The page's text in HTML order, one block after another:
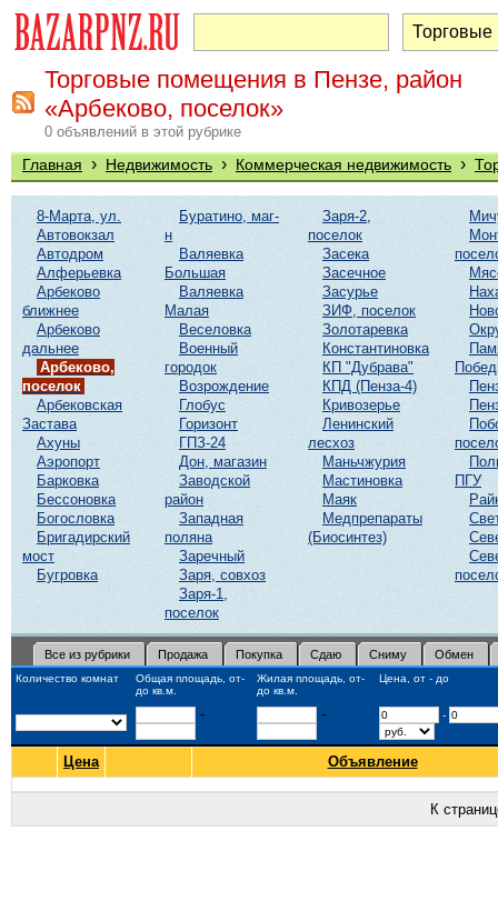
Торговые помещения в Пензе, район
«Арбеково, поселок»
0 объявлений в этой рубрике
Главная › Недвижимость › Коммерческая недвижимость ›
8-Марта, ул.
Автовокзал
Автодром
Алферьевка
Арбеково
ближнее
Арбеково
дальнее
Арбеково,
поселок
Арбековская
Застава
Ахуны
Аэропорт
Барковка
Бессоновка
Богословка
Бригадирский
мост
Бугровка
Буратино, маг-
н
Валяевка
Большая
Валяевка
Малая
Веселовка
Военный
городок
Возрождение
Глобус
Горизонт
ГПЗ-24
Дон, магазин
Заводской
район
Западная
поляна
Заречный
Заря, совхоз
Заря-1,
поселок
Заря-2,
поселок
Засека
Засечное
Засурье
ЗИФ, поселок
Золотаревка
Константиновка
КП "Дубрава"
КПД (Пенза-4)
Кривозерье
Ленинский
лесхоз
Маньчжурия
Мастиновка
Маяк
Медпрепараты
(Биосинтез)
ПГУ
Все из рубрики Продажа Покупка Сдаю Сниму Обмен
Количество комнат
Общая площадь, от-
до кв.м.
Жилая площадь, от-
до кв.м.
Цена, от - до
- - -
Цена Объявление
К